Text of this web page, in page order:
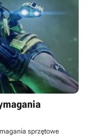
sprzętowe